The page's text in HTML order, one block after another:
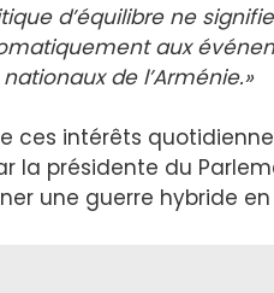
d’équilibre ne
aux
de l’Arménie.»
ces intérêts
la présidente du
une guerre hybride en